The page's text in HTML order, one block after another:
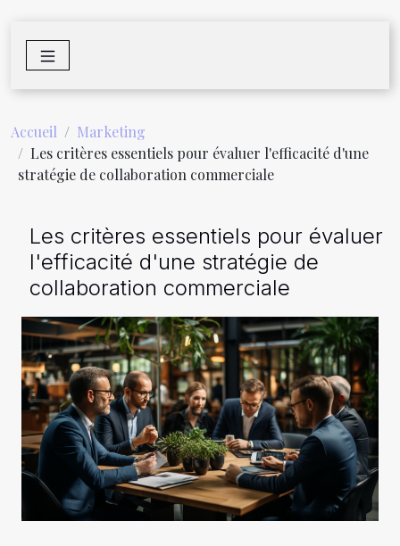
Accueil
Marketing
Les critères essentiels pour évaluer l'efficacité d'une
stratégie de collaboration commerciale
Les critères essentiels pour évaluer
l'efficacité d'une stratégie de
collaboration commerciale